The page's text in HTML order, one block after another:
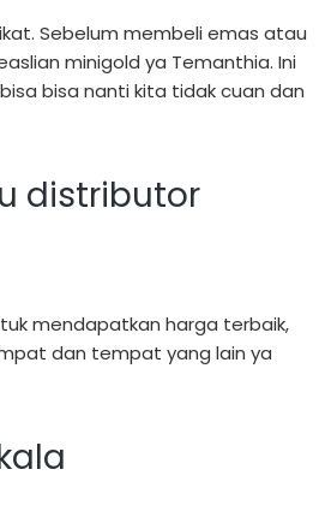
Sebelum membeli emas atau
minigold ya Temanthia. Ini
bisa nanti kita tidak cuan dan
distributor
mendapatkan harga terbaik,
dan tempat yang lain ya